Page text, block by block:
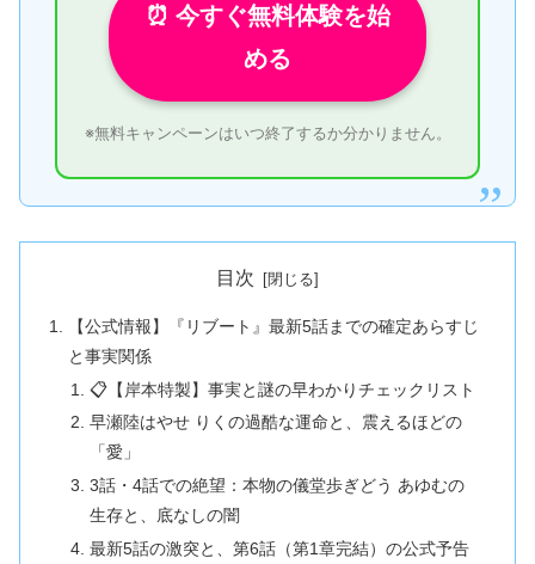
⏰ 今すぐ無料体験を始
める
※無料キャンペーンはいつ終了するか分かりません。
目次
【公式情報】『リブート』最新5話までの確定あらすじ
と事実関係
📋【岸本特製】事実と謎の早わかりチェックリスト
早瀬陸はやせ りくの過酷な運命と、震えるほどの
「愛」
3話・4話での絶望：本物の儀堂歩ぎどう あゆむの
生存と、底なしの闇
最新5話の激突と、第6話（第1章完結）の公式予告